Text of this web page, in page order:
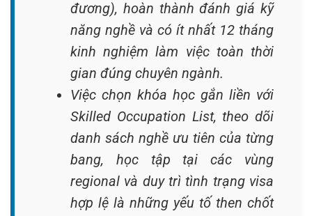
đương), hoàn thành đánh giá kỹ
năng nghề và có ít nhất 12 tháng
kinh nghiệm làm việc toàn thời
gian đúng chuyên ngành.
Việc chọn khóa học gắn liền với
Skilled Occupation List, theo dõi
danh sách nghề ưu tiên của từng
bang, học tập tại các vùng
regional và duy trì tình trạng visa
hợp lệ là những yếu tố then chốt